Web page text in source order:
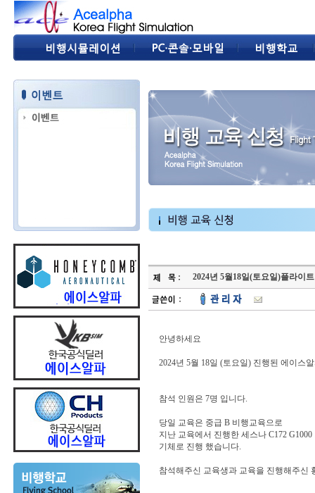
2024년 5월18일(토요일)플라이
안녕하세요
2024년 5월 18일 (토요일) 진행된 에이스
참석 인원은 7명 입니다.
당일 교육은 중급 B 비행교육으로
지난 교육에서 진행한 세스나 C172
기체로 진행 했습니다.
참석해주신 교육생과 교육을 진행해주신